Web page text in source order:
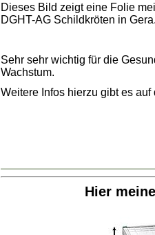
Dieses Bild zeigt eine Folie
DGHT-AG Schildkröten in
Sehr sehr wichtig für die
Wachstum.
Weitere Infos hierzu gibt es
Hier